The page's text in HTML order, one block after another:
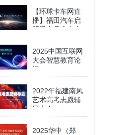
【环球卡车网直
播】福田汽车启
明星产品发布会
2025中国互联网
大会智慧教育论
坛
2022年福建南风
艺术高考志愿辅
导大会
2025华中（郑